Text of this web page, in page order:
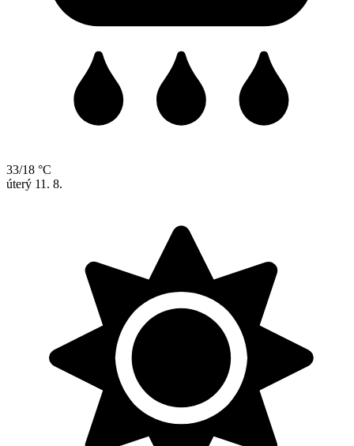
33/18 °C
úterý 11. 8.